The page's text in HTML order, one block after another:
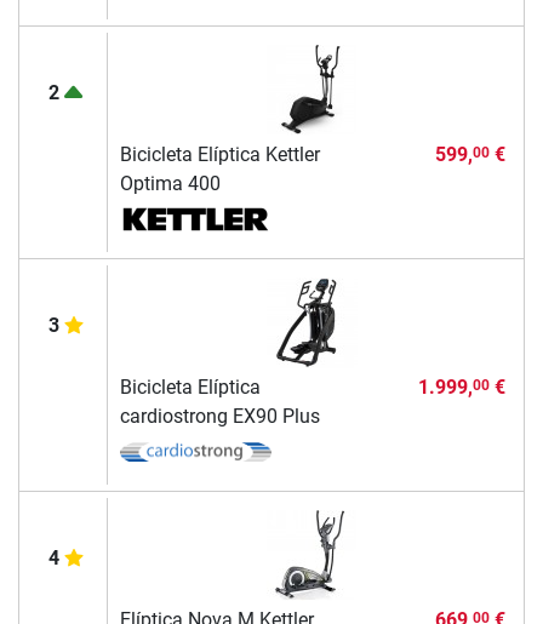
2
Bicicleta Elíptica Kettler
Optima 400
599,00€
3
Bicicleta Elíptica
cardiostrong EX90 Plus
1.999,00€
4
00